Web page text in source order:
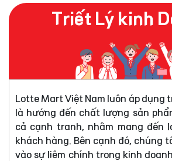
Triết Lý kinh
Lotte Mart Việt Nam luôn áp dụng
là hướng đến chất lượng sản
cả cạnh tranh, nhằm mang đến
khách hàng. Bên cạnh đó, chúng
vào sự liêm chính trong kinh